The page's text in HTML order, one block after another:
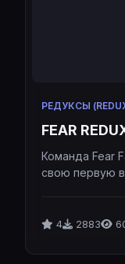
РЕДУКСЫ
FEAR
Команда Fear
свою первую
визуальной
версию
4 2883